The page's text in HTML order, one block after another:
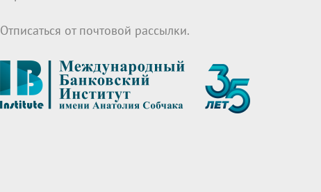
Отписаться от почтовой рассылки.